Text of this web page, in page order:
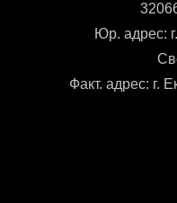
Юр. адрес:
Факт. адрес: г.